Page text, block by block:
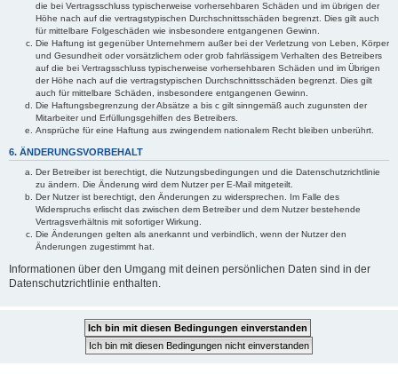
die bei Vertragsschluss typischerweise vorhersehbaren Schäden und im übrigen der
Höhe nach auf die vertragstypischen Durchschnittsschäden begrenzt. Dies gilt auch
für mittelbare Folgeschäden wie insbesondere entgangenen Gewinn.
Die Haftung ist gegenüber Unternehmern außer bei der Verletzung von Leben, Körper
und Gesundheit oder vorsätzlichem oder grob fahrlässigem Verhalten des Betreibers
auf die bei Vertragsschluss typischerweise vorhersehbaren Schäden und im Übrigen
der Höhe nach auf die vertragstypischen Durchschnittsschäden begrenzt. Dies gilt
auch für mittelbare Schäden, insbesondere entgangenen Gewinn.
Die Haftungsbegrenzung der Absätze a bis c gilt sinngemäß auch zugunsten der
Mitarbeiter und Erfüllungsgehilfen des Betreibers.
Ansprüche für eine Haftung aus zwingendem nationalem Recht bleiben unberührt.
6. ÄNDERUNGSVORBEHALT
Der Betreiber ist berechtigt, die Nutzungsbedingungen und die Datenschutzrichtlinie
zu ändern. Die Änderung wird dem Nutzer per E-Mail mitgeteilt.
Der Nutzer ist berechtigt, den Änderungen zu widersprechen. Im Falle des
Widerspruchs erlischt das zwischen dem Betreiber und dem Nutzer bestehende
Vertragsverhältnis mit sofortiger Wirkung.
Die Änderungen gelten als anerkannt und verbindlich, wenn der Nutzer den
Änderungen zugestimmt hat.
Informationen über den Umgang mit deinen persönlichen Daten sind in der
Datenschutzrichtlinie enthalten.